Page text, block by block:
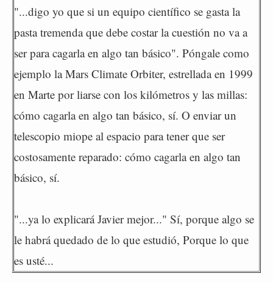
"...digo yo que si un equipo científico se gasta la
pasta tremenda que debe costar la cuestión no va a
ser para cagarla en algo tan básico". Póngale como
ejemplo la Mars Climate Orbiter, estrellada en 1999
en Marte por liarse con los kilómetros y las millas:
cómo cagarla en algo tan básico, sí. O enviar un
telescopio miope al espacio para tener que ser
costosamente reparado: cómo cagarla en algo tan
básico, sí.
"...ya lo explicará Javier mejor..." Sí, porque algo se
le habrá quedado de lo que estudió, Porque lo que
es usté...